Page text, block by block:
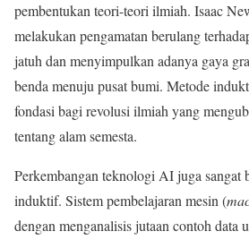
pembentukan teori-teori ilmiah. Isaac
melakukan pengamatan berulang
jatuh dan menyimpulkan adanya gaya
benda menuju pusat bumi. Metode
fondasi bagi revolusi ilmiah yang
tentang alam semesta.
Perkembangan teknologi AI juga sangat
induktif. Sistem pembelajaran mesin (
dengan menganalisis jutaan contoh data